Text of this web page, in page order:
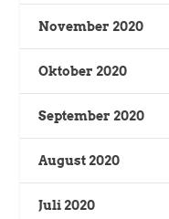
November 2020
Oktober 2020
September 2020
August 2020
Juli 2020